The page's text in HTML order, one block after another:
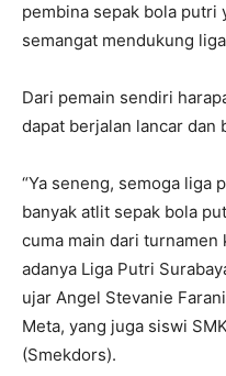
pembina sepak bola putri
semangat mendukung
Dari pemain sendiri
dapat berjalan lancar dan
“Ya seneng, semoga liga
banyak atlit sepak bola
cuma main dari turnamen
adanya Liga Putri
ujar Angel Stevanie
Meta, yang juga siswi
(Smekdors).